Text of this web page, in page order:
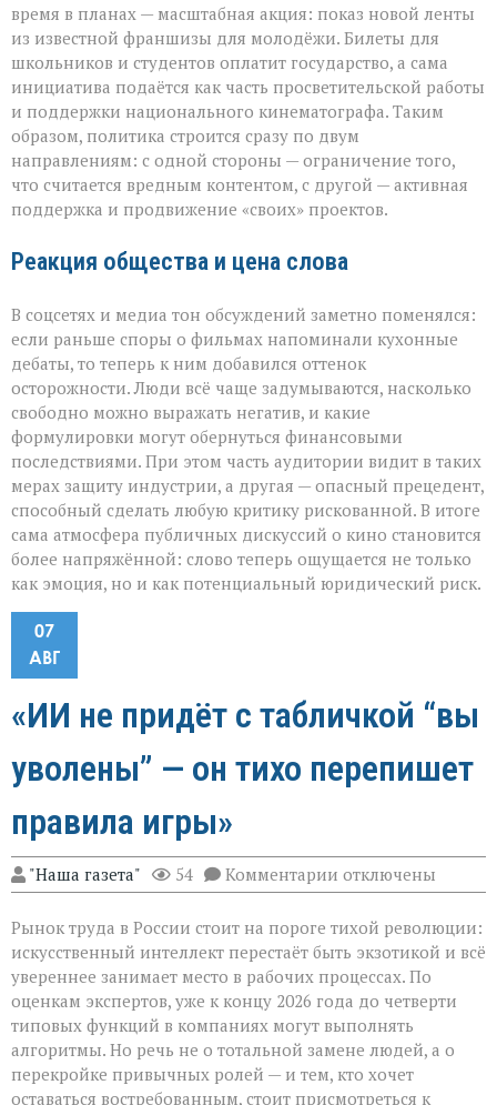
время в планах — масштабная акция: показ новой ленты
из известной франшизы для молодёжи. Билеты для
школьников и студентов оплатит государство, а сама
инициатива подаётся как часть просветительской работы
и поддержки национального кинематографа. Таким
образом, политика строится сразу по двум
направлениям: с одной стороны — ограничение того,
что считается вредным контентом, с другой — активная
поддержка и продвижение «своих» проектов.
Реакция общества и цена слова
В соцсетях и медиа тон обсуждений заметно поменялся:
если раньше споры о фильмах напоминали кухонные
дебаты, то теперь к ним добавился оттенок
осторожности. Люди всё чаще задумываются, насколько
свободно можно выражать негатив, и какие
формулировки могут обернуться финансовыми
последствиями. При этом часть аудитории видит в таких
мерах защиту индустрии, а другая — опасный прецедент,
способный сделать любую критику рискованной. В итоге
сама атмосфера публичных дискуссий о кино становится
более напряжённой: слово теперь ощущается не только
как эмоция, но и как потенциальный юридический риск.
07
АВГ
«ИИ не придёт с табличкой “вы
уволены” — он тихо перепишет
правила игры»
"Наша газета" 54 Комментарии к
записи
не
придёт
табличкой
“вы
уволены” — он
тихо
перепишет
правила
игры»
отключены
Рынок труда в России стоит на пороге тихой революции:
искусственный интеллект перестаёт быть экзотикой и всё
увереннее занимает место в рабочих процессах. По
оценкам экспертов, уже к концу 2026 года до четверти
типовых функций в компаниях могут выполнять
алгоритмы. Но речь не о тотальной замене людей, а о
перекройке привычных ролей — и тем, кто хочет
оставаться востребованным, стоит присмотреться к